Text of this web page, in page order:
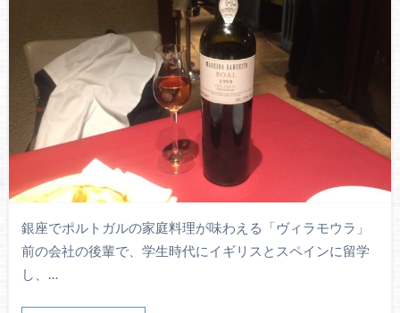
銀座でポルトガルの家庭料理が味わえる「ヴィラモウラ」
前の会社の後輩で、学生時代にイギリスとスペインに留学
し、…